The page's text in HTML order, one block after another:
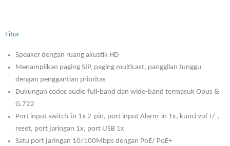
Fitur
Speaker dengan ruang akustik HD
Menampilkan paging SIP, paging multicast, panggilan tunggu
dengan penggantian prioritas
Dukungan codec audio full-band dan wide-band termasuk Opus &
G.722
Port input switch-in 1x 2-pin, port input Alarm-in 1x, kunci vol +/-,
reset, port jaringan 1x, port USB 1x
Satu port jaringan 10/100Mbps dengan PoE/ PoE+